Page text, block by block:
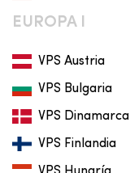
EUROPA I
VPS Austria
VPS Bulgaria
VPS Dinamarca
VPS Finlandia